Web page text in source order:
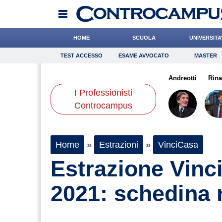
HOME SCUOLA UNIVERSITA’
TEST ACCESSO Esame Avvocato Master
Consigli
Scienze
TEST ACCESSO ESAME AVVOCATO MASTER
I Professionisti
Controcampus
Andreotti
Home » Estrazioni » VinciCasa
Estrazione
2021: schedina